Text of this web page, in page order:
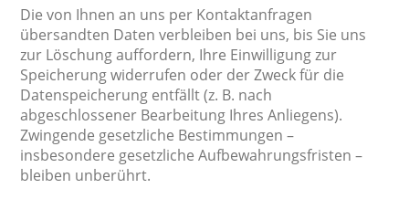
Die von Ihnen an uns per Kontaktanfragen
übersandten Daten verbleiben bei uns, bis Sie uns
zur Löschung auffordern, Ihre Einwilligung zur
Speicherung widerrufen oder der Zweck für die
Datenspeicherung entfällt (z. B. nach
abgeschlossener Bearbeitung Ihres Anliegens).
Zwingende gesetzliche Bestimmungen –
insbesondere gesetzliche Aufbewahrungsfristen –
bleiben unberührt.